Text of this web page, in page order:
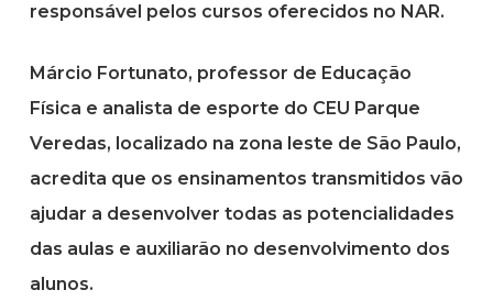
responsável pelos cursos oferecidos no NAR.
Márcio Fortunato, professor de Educação
Física e analista de esporte do CEU Parque
Veredas, localizado na zona leste de São Paulo,
acredita que os ensinamentos transmitidos vão
ajudar a desenvolver todas as potencialidades
das aulas e auxiliarão no desenvolvimento dos
alunos.